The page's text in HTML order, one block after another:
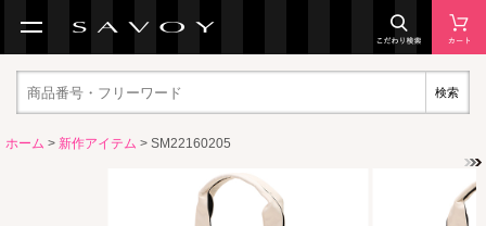
検索
ホーム > 新作アイテム > SM22160205